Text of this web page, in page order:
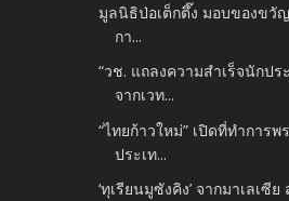
มูลนิธิป่อเต็กตึ๊ง มอบของขวั
กา...
“วช. แถลงความสำเร็จนักป
จากเวท...
“ไทยก้าวใหม่” เปิดที่ทำการ
ประเท...
‘ทุเรียนมูซังคิง’ จากมาเลเซี